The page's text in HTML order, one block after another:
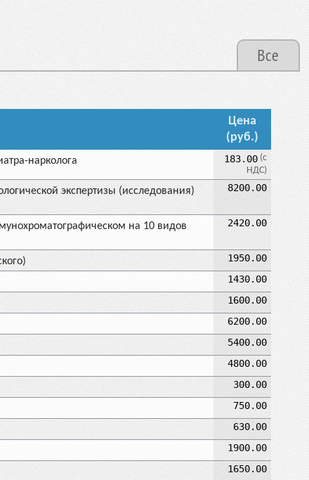
Все
Цена
(руб.)
нарколога 183.00(с
НДС)
экспертизы (исследования)
8200.00
на 10 видов
2420.00
1950.00
1430.00
1600.00
6200.00
5400.00
4800.00
300.00
750.00
630.00
1900.00
1650.00